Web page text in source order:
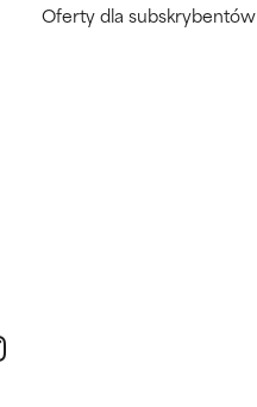
Oferty dla subskrybentów